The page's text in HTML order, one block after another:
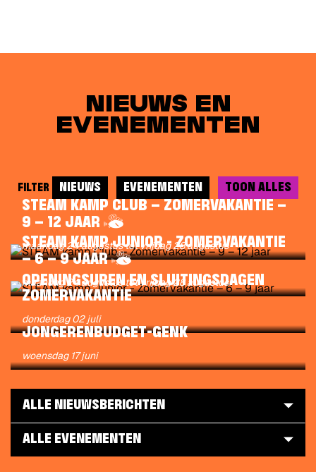
NIEUWS EN
EVENEMENTEN
FILTER NIEUWS EVENEMENTEN TOON ALLES
STEAM KAMP CLUB – ZOMERVAKANTIE –
9 – 12 JAAR
HALLO,
IK
BEN
VLIEG
EN
IK
DE
NAAR
ACTIVITEITEN
VOOR
KINDEREN.
MEER
INFO
maandag 24 augustustot vrijdag 28 augustus
STEAM KAMP JUNIOR - ZOMERVAKANTIE
– 6 – 9 JAAR
HALLO,
IK
BEN
VLIEG
IK
DE
NAAR
LEUKE
ACTIVITEITEN
VOOR
KINDEREN.
maandag 24 augustus totvrijdag 28 augustus
OPENINGSUREN EN SLUITINGSDAGEN
ZOMERVAKANTIE
Gepubliceerd
op
donderdag 02 juli
JONGERENBUDGET-GENK
Gepubliceerd
op
woensdag 17 juni
ALLE NIEUWSBERICHTEN
ALLE EVENEMENTEN